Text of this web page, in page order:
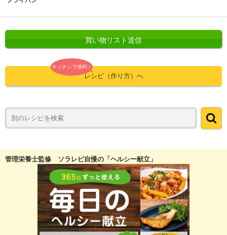
買い物リスト送信
キッチンで便利！
レシピ（作り方）へ
管理栄養士監修 ソラレピ自慢の「ヘルシー献立」